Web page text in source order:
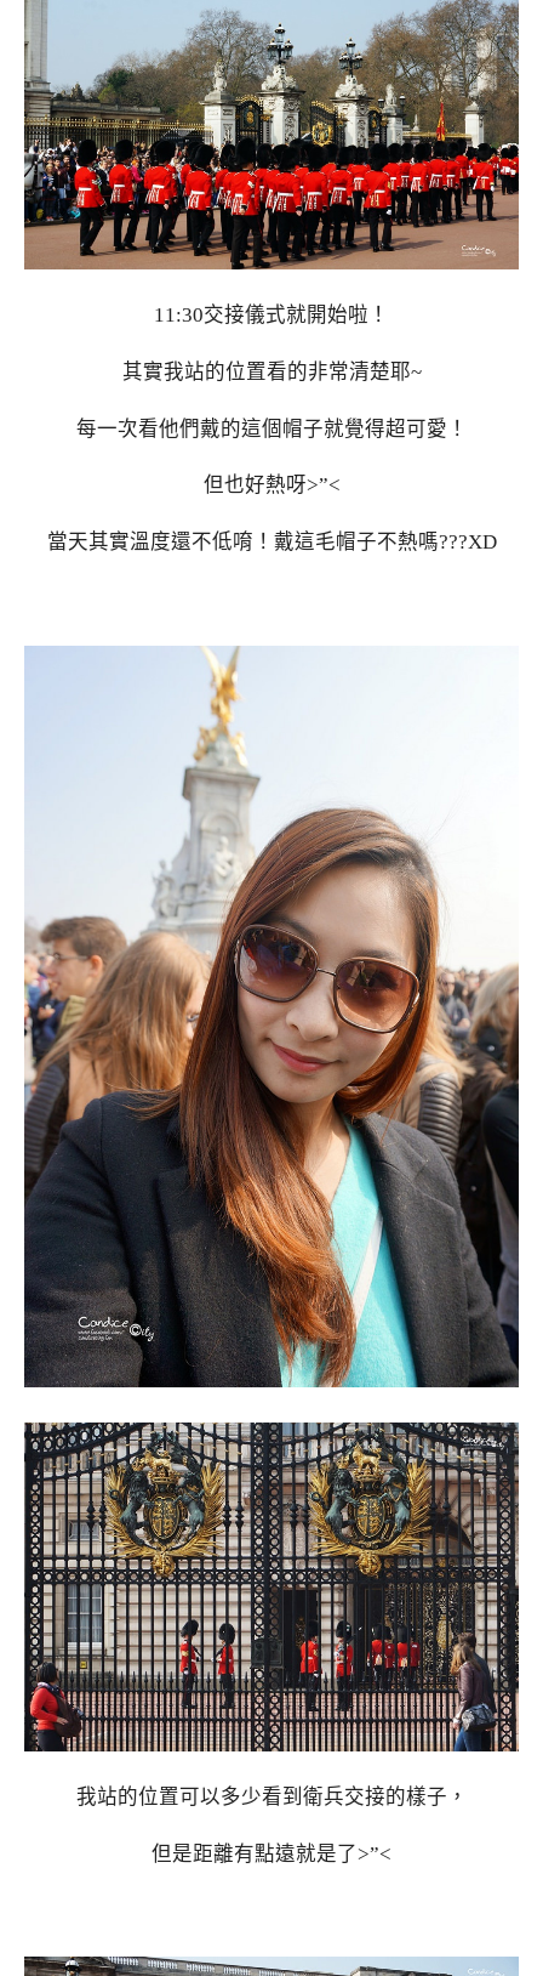
11:30交接儀式就開始啦！
其實我站的位置看的非常清楚耶~
每一次看他們戴的這個帽子就覺得超可愛！
但也好熱呀>”<
當天其實溫度還不低唷！戴這毛帽子不熱嗎???XD
我站的位置可以多少看到衛兵交接的樣子，
但是距離有點遠就是了>”<